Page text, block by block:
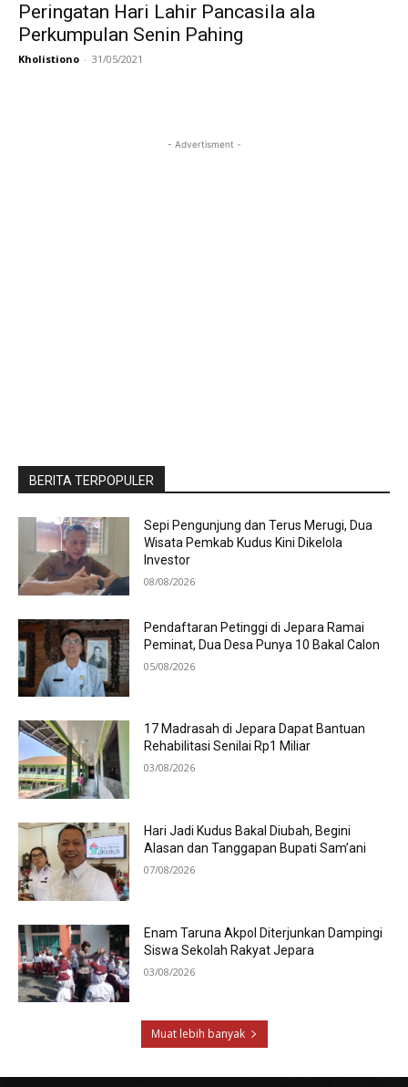
Peringatan Hari Lahir Pancasila ala
Perkumpulan Senin Pahing
Kholistiono - 31/05/2021
- Advertisment -
BERITA TERPOPULER
Sepi Pengunjung dan Terus Merugi, Dua
Wisata Pemkab Kudus Kini Dikelola
Investor
08/08/2026
Pendaftaran Petinggi di Jepara Ramai
Peminat, Dua Desa Punya 10 Bakal Calon
05/08/2026
17 Madrasah di Jepara Dapat Bantuan
Rehabilitasi Senilai Rp1 Miliar
03/08/2026
Hari Jadi Kudus Bakal Diubah, Begini
Alasan dan Tanggapan Bupati Sam’ani
07/08/2026
Enam Taruna Akpol Diterjunkan Dampingi
Siswa Sekolah Rakyat Jepara
03/08/2026
Muat lebih banyak